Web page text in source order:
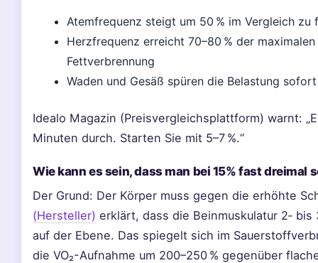
Atemfrequenz steigt um 50 % im Vergleich zu
Herzfrequenz erreicht 70–80 % der
Fettverbrennung
Waden und Gesäß spüren die Belastung sofort
Idealo Magazin (Preisvergleichsplattform) warnt:
Minuten durch. Starten Sie mit 5–7 %.“
Wie kann es sein, dass man bei 15% fast dreimal
Der Grund: Der Körper muss gegen die erhöhte
(Hersteller) erklärt, dass die Beinmuskulatur 2‑
auf der Ebene. Das spiegelt sich im
die VO₂-Aufnahme um 200–250 % gegenüber